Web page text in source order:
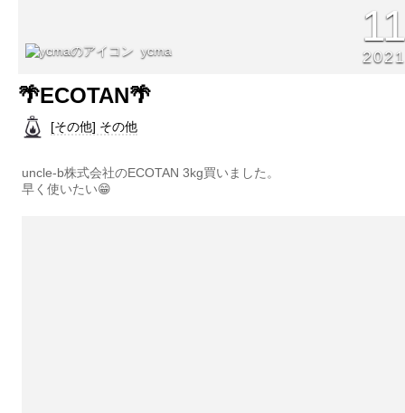
ycma 2021
🌴ECOTAN🌴
[その他] その他
uncle-b株式会社のECOTAN 3kg買いました。
早く使いたい😁